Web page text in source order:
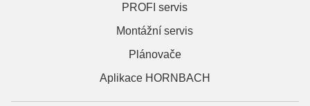
PROFI servis
Montážní servis
Plánovače
Aplikace HORNBACH